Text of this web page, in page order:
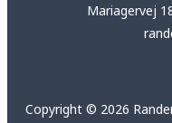
Mariagervej
Copyright © 2026